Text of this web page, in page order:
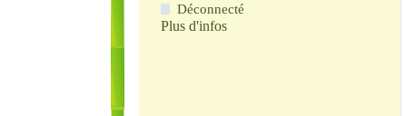
Déconnecté
Plus d'infos